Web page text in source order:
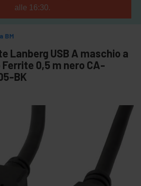
alle 16:30.
BM
Lanberg USB A maschio a
Ferrite 0,5 m nero CA-
BK